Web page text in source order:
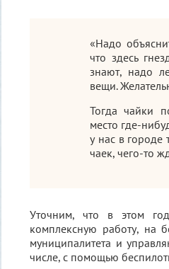
«Надо
что здесь
знают, надо
вещи.
Тогда чайки
место где-
у нас в городе
чаек, чего-то
Уточним, что в этом
комплексную работу, на
муниципалитета и
числе, c помощью